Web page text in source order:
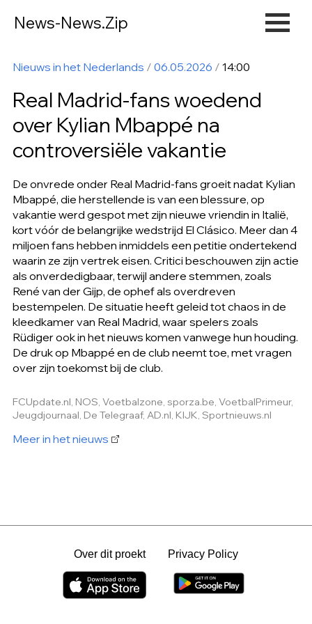
News-News.Zip
Nieuws in het Nederlands / 06.05.2026 / 14:00
Real Madrid-fans woedend
over Kylian Mbappé na
controversiële vakantie
De onvrede onder Real Madrid-fans groeit nadat Kylian
Mbappé, die herstellende is van een blessure, op
vakantie werd gespot met zijn nieuwe vriendin in Italië,
kort vóór de belangrijke wedstrijd El Clásico. Meer dan 4
miljoen fans hebben inmiddels een petitie ondertekend
waarin ze zijn vertrek eisen. Critici beschouwen zijn actie
als onverdedigbaar, terwijl andere stemmen, zoals
René van der Gijp, de ophef als overdreven
bestempelen. De situatie heeft geleid tot chaos in de
kleedkamer van Real Madrid, waar spelers zoals
Rüdiger ook in het nieuws komen vanwege hun houding.
De druk op Mbappé en de club neemt toe, met vragen
over zijn toekomst bij de club.
FCUpdate.nl, NOS, Voetbalzone, sporza.be, VoetbalPrimeur,
Jeugdjournaal, De Telegraaf, AD.nl, KIJK, Sportnieuws.nl
Meer in het nieuws
Over dit proekt Privacy Policy